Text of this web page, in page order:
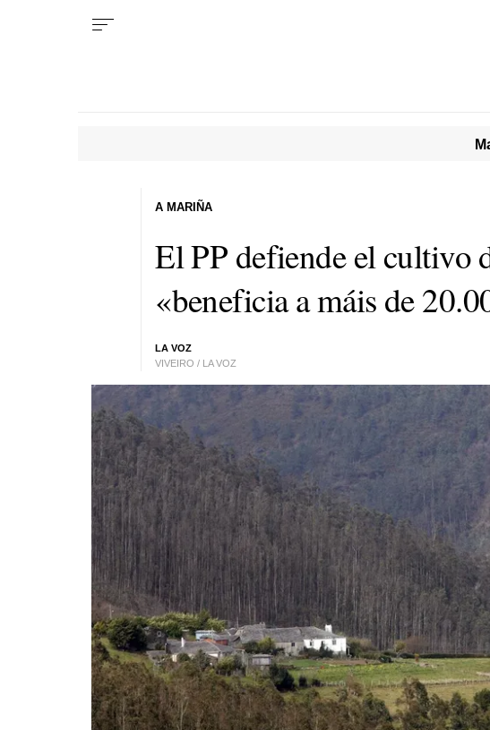
El PP defiende el cultivo
«beneficia a máis de
LA VOZ
VIVEIRO / LA VOZ
A MARIÑA